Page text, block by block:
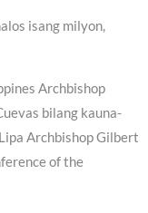
isang milyon,
Archbishop
bilang kauna-
Archbishop Gilbert
of the